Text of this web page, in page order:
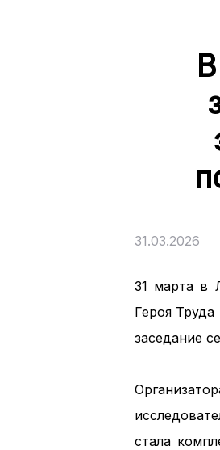
31.03.2026
31 марта в
Героя
заседание
стала